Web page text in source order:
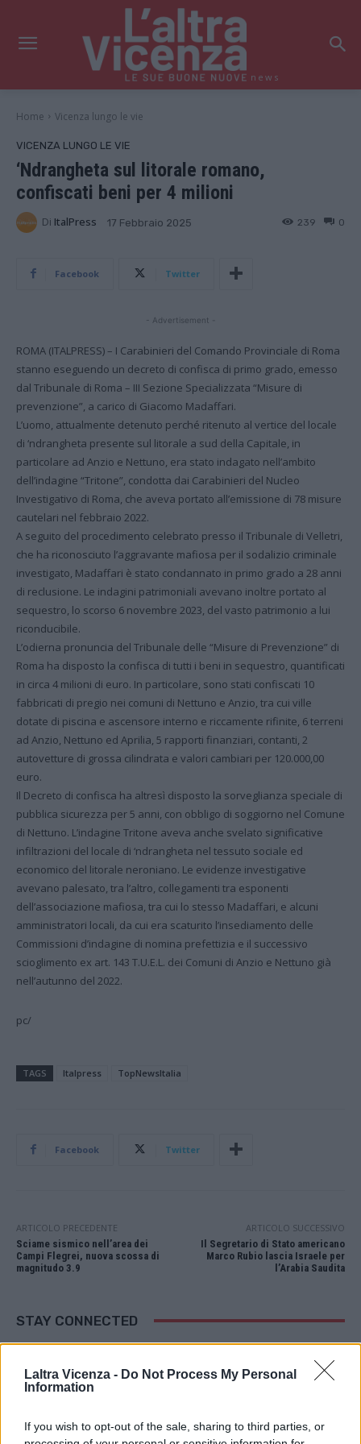
Laltra Vicenza - Do Not Process My Personal
Information
If you wish to opt-out of the sale, sharing to third parties, or
news
Home Vicenza lungo le vie
VICENZA LUNGO LE VIE
‘Ndrangheta sul litorale romano,
confiscati beni per 4 milioni
Di ItalPress 17 Febbraio 2025 0
239
Facebook Twitter
- Advertisement -
ROMA (ITALPRESS) – I Carabinieri del Comando Provinciale di Roma
stanno eseguendo un decreto di confisca di primo grado, emesso
dal Tribunale di Roma – III Sezione Specializzata “Misure di
prevenzione”, a carico di Giacomo Madaffari.
L’uomo, attualmente detenuto perché ritenuto al vertice del locale
di ‘ndrangheta presente sul litorale a sud della Capitale, in
particolare ad Anzio e Nettuno, era stato indagato nell’ambito
dell’indagine “Tritone”, condotta dai Carabinieri del Nucleo
Investigativo di Roma, che aveva portato all’emissione di 78 misure
cautelari nel febbraio 2022.
A seguito del procedimento celebrato presso il Tribunale di Velletri,
che ha riconosciuto l’aggravante mafiosa per il sodalizio criminale
investigato, Madaffari è stato condannato in primo grado a 28 anni
di reclusione. Le indagini patrimoniali avevano inoltre portato al
sequestro, lo scorso 6 novembre 2023, del vasto patrimonio a lui
riconducibile.
L’odierna pronuncia del Tribunale delle “Misure di Prevenzione” di
Roma ha disposto la confisca di tutti i beni in sequestro, quantificati
in circa 4 milioni di euro. In particolare, sono stati confiscati 10
fabbricati di pregio nei comuni di Nettuno e Anzio, tra cui ville
dotate di piscina e ascensore interno e riccamente rifinite, 6 terreni
ad Anzio, Nettuno ed Aprilia, 5 rapporti finanziari, contanti, 2
autovetture di grossa cilindrata e valori cambiari per 120.000,00
euro.
Il Decreto di confisca ha altresì disposto la sorveglianza speciale di
pubblica sicurezza per 5 anni, con obbligo di soggiorno nel Comune
di Nettuno. L’indagine Tritone aveva anche svelato significative
infiltrazioni del locale di ‘ndrangheta nel tessuto sociale ed
economico del litorale neroniano. Le evidenze investigative
avevano palesato, tra l’altro, collegamenti tra esponenti
dell’associazione mafiosa, tra cui lo stesso Madaffari, e alcuni
amministratori locali, da cui era scaturito l’insediamento delle
Commissioni d’indagine di nomina prefettizia e il successivo
scioglimento ex art. 143 T.U.E.L. dei Comuni di Anzio e Nettuno già
nell’autunno del 2022.
pc/
TAGS Italpress TopNewsItalia
Facebook Twitter
ARTICOLO PRECEDENTE
Sciame sismico nell’area dei
Campi Flegrei, nuova scossa di
magnitudo 3.9
ARTICOLO SUCCESSIVO
Il Segretario di Stato americano
Marco Rubio lascia Israele per
l’Arabia Saudita
STAY CONNECTED
9,253